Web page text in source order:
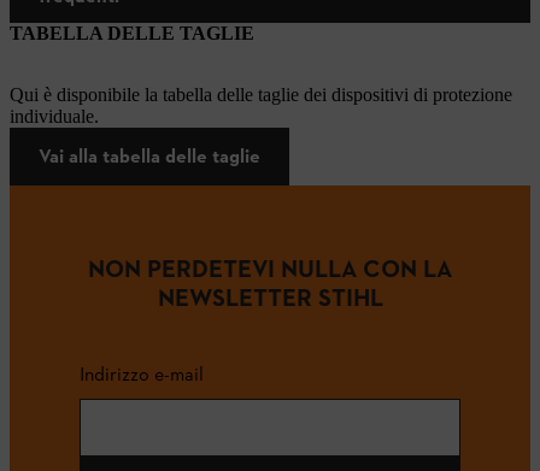
TABELLA DELLE TAGLIE
Qui è disponibile la tabella delle taglie dei dispositivi di protezione
individuale.
Vai alla tabella delle taglie
NON PERDETEVI NULLA CON LA
NEWSLETTER STIHL
Indirizzo e-mail